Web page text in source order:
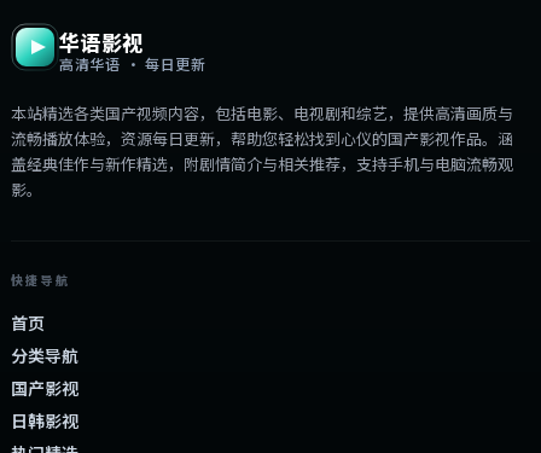
华语影视
高清华语 · 每日更新
本站精选各类国产视频内容，包括电影、电视剧和综艺，提供高清画质与
流畅播放体验，资源每日更新，帮助您轻松找到心仪的国产影视作品。涵
盖经典佳作与新作精选，附剧情简介与相关推荐，支持手机与电脑流畅观
影。
快捷导航
首页
分类导航
国产影视
日韩影视